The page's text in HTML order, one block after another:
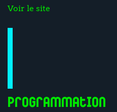
Voir le site
Programmation